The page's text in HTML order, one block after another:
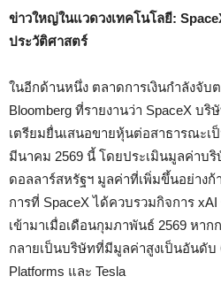
ข่าวใหญ่ในแวดวงเทคโนโลยี:
ประวัติศาสตร์
ในอีกด้านหนึ่ง ตลาดการเงินกำลังจับ
Bloomberg ที่รายงานว่า SpaceX บ
เตรียมยื่นเสนอขายหุ้นต่อสาธารณะเ
มีนาคม 2569 นี้ โดยประเมินมูลค่าบริ
ดอลลาร์สหรัฐฯ มูลค่าที่เพิ่มขึ้นอย่าง
การที่ SpaceX ได้ควบรวมกิจการ
เข้ามาเมื่อเดือนกุมภาพันธ์ 2569 หาก
กลายเป็นบริษัทที่มีมูลค่าสูงเป็นอันดับ
Platforms และ Tesla